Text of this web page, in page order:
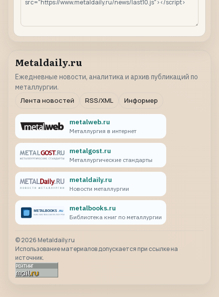
Metaldaily.ru
Ежедневные новости, аналитика и архив публикаций по
металлургии.
Лента новостей
RSS/XML Информер
metalweb.ru
Металлургия в интернет
metalgost.ru
Металлургические стандарты
metaldaily.ru
Новости металлургии
metalbooks.ru
Библиотека книг по металлургии
©2026 Metaldaily.ru
Использование материалов допускается при ссылке на
источник.